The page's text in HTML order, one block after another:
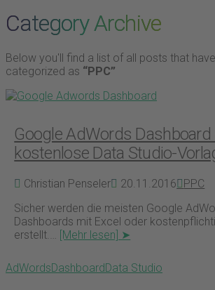
Category Archive
Below you'll find a list of all posts that
categorized as “PPC”
Google AdWords Dashboard
kostenlose Data Studio-
Christian Penseler 20.11.2016
PPC
Sicher werden die meisten Google
Dashboards mit Excel oder
erstellt.… [Mehr lesen] ➤
AdWordsDashboard Data Studio